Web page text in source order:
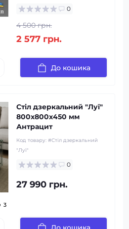
0
4 500 грн.
2 577 грн.
До кошика
3
Стіл дзеркальний "Луї"
800х800х450 мм
Антрацит
Код товару: #Стіл дзеркальний
"Луї"
0
27 990 грн.